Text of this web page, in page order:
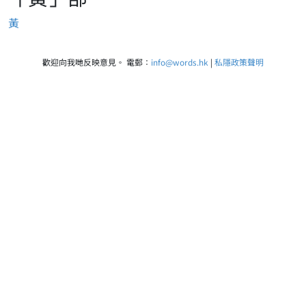
黃
歡迎向我哋反映意見。 電郵： info@words.hk | 私隱政策聲明